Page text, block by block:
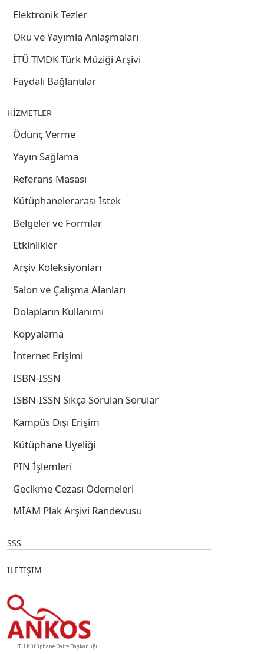
Elektronik Tezler
Oku ve Yayımla Anlaşmaları
İTÜ TMDK Türk Müziği Arşivi
Faydalı Bağlantılar
HİZMETLER
Ödünç Verme
Yayın Sağlama
Referans Masası
Kütüphanelerarası İstek
Belgeler ve Formlar
Etkinlikler
Arşiv Koleksiyonları
Salon ve Çalışma Alanları
Dolapların Kullanımı
Kopyalama
İnternet Erişimi
ISBN-ISSN
ISBN-ISSN Sıkça Sorulan Sorular
Kampüs Dışı Erişim
Kütüphane Üyeliği
PIN İşlemleri
Gecikme Cezası Ödemeleri
MİAM Plak Arşivi Randevusu
SSS
İLETİŞİM
İTÜ Kütüphane Daire Başkanlığı